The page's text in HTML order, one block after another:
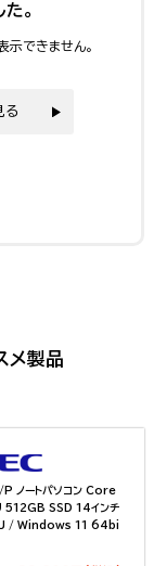
。
示できません。
る
メ製品
ノートパソコン Core
SSD 14インチ
/ Windows 11 64bi